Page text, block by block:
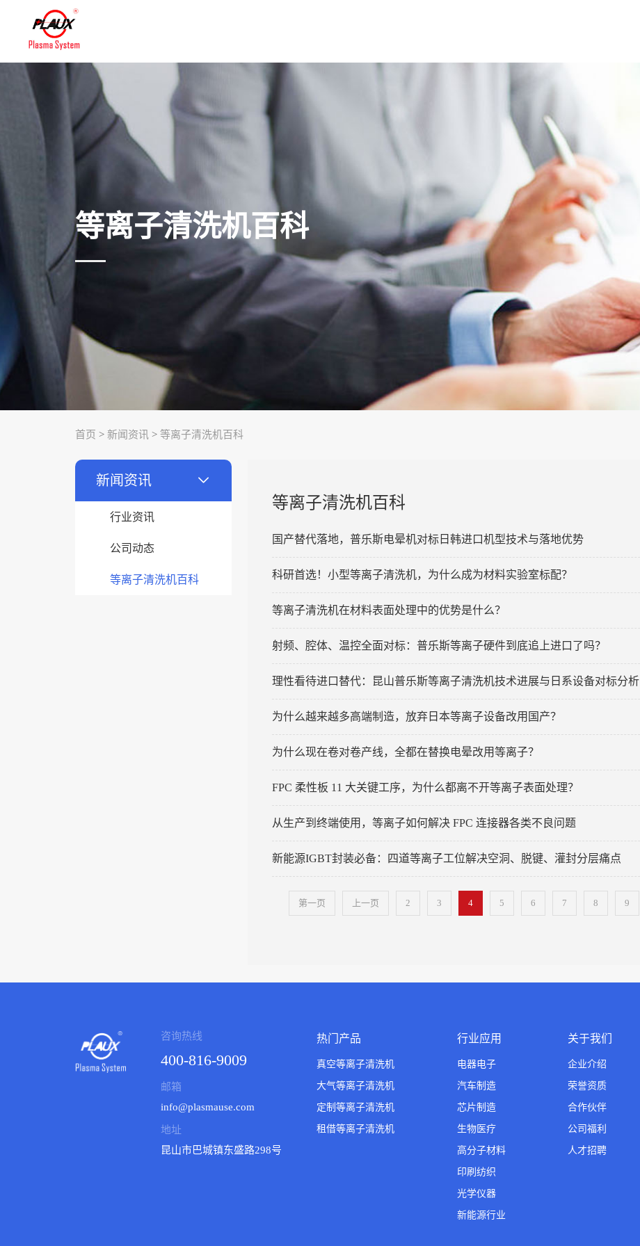
联系我们
等离子清洗机百科
首页 > 新闻资讯 > 等离子清洗机百科
新闻资讯
行业资讯
公司动态
等离子清洗机百科
等离子清洗机百科
国产替代落地，普乐斯电晕机对标日韩进口机型技术与落地优势
科研首选！小型等离子清洗机，为什么成为材料实验室标配？
等离子清洗机在材料表面处理中的优势是什么？
射频、腔体、温控全面对标：普乐斯等离子硬件到底追上进口了吗？
理性看待进口替代：昆山普乐斯等离子清洗机技术进展与日系设备对标分析
为什么越来越多高端制造，放弃日本等离子设备改用国产？
为什么现在卷对卷产线，全都在替换电晕改用等离子？
FPC 柔性板 11 大关键工序，为什么都离不开等离子表面处理？
从生产到终端使用，等离子如何解决 FPC 连接器各类不良问题
新能源IGBT封装必备：四道等离子工位解决空洞、脱键、灌封分层痛点
第一页 上一页 2 3 4 5 6 7 8 9
咨询热线
400-816-9009
邮箱
info@plasmause.com
地址
昆山市巴城镇东盛路298号
热门产品
真空等离子清洗机
大气等离子清洗机
定制等离子清洗机
租借等离子清洗机
行业应用
电器电子
汽车制造
芯片制造
生物医疗
高分子材料
印刷纺织
光学仪器
新能源行业
关于我们
企业介绍
荣誉资质
合作伙伴
公司福利
人才招聘